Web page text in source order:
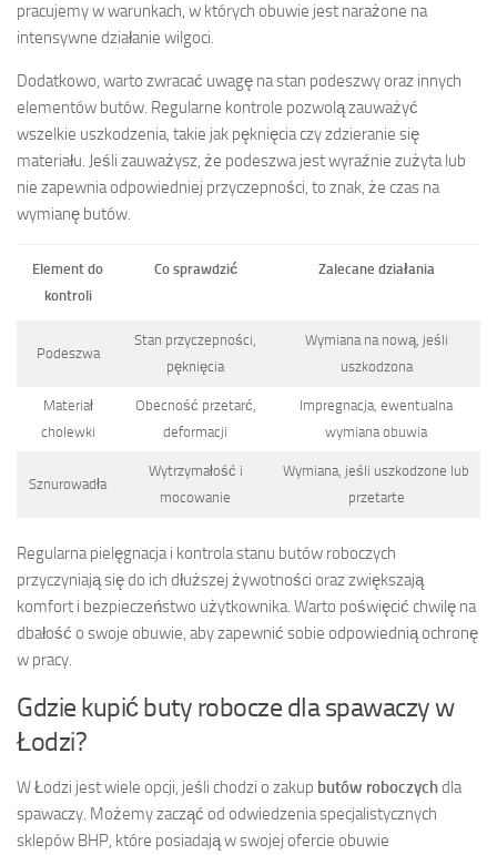
pracujemy w warunkach, w których obuwie jest narażone na
intensywne działanie wilgoci.
Dodatkowo, warto zwracać uwagę na stan podeszwy oraz innych
elementów butów. Regularne kontrole pozwolą zauważyć
wszelkie uszkodzenia, takie jak pęknięcia czy zdzieranie się
materiału. Jeśli zauważysz, że podeszwa jest wyraźnie zużyta lub
nie zapewnia odpowiedniej przyczepności, to znak, że czas na
wymianę butów.
Element do
kontroli
Co sprawdzić Zalecane działania
Podeszwa
Stan przyczepności,
pęknięcia
Wymiana na nową, jeśli
uszkodzona
Materiał
cholewki
Obecność przetarć,
deformacji
Impregnacja, ewentualna
wymiana obuwia
Sznurowadła
Wytrzymałość i
mocowanie
Wymiana, jeśli uszkodzone lub
przetarte
Regularna pielęgnacja i kontrola stanu butów roboczych
przyczyniają się do ich dłuższej żywotności oraz zwiększają
komfort i bezpieczeństwo użytkownika. Warto poświęcić chwilę na
dbałość o swoje obuwie, aby zapewnić sobie odpowiednią ochronę
w pracy.
Gdzie kupić buty robocze dla spawaczy w
Łodzi?
W Łodzi jest wiele opcji, jeśli chodzi o zakup butów roboczychdla
spawaczy. Możemy zacząć od odwiedzenia specjalistycznych
sklepów BHP, które posiadają w swojej ofercie obuwie